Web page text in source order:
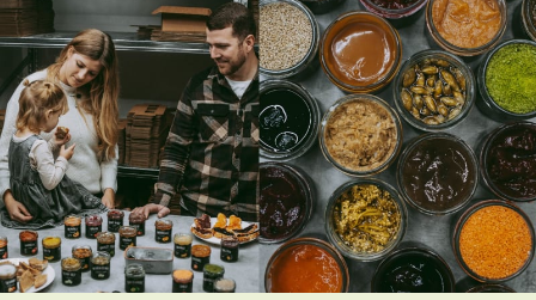
Články
TV Program
Škola vaření
Recepty z TV
Speciál: Cuketa